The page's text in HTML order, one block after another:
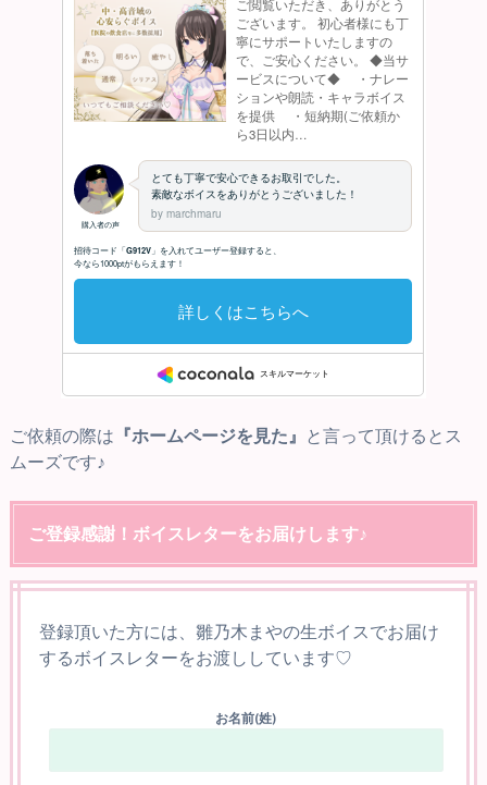
ご依頼の際は 『ホームページを見た』
と言って頂けるとス
ムーズです♪
ご登録感謝！ボイスレターをお届けします♪
登録頂いた方には、雛乃木まやの生ボイスでお届け
するボイスレターをお渡ししています♡
お名前(姓)